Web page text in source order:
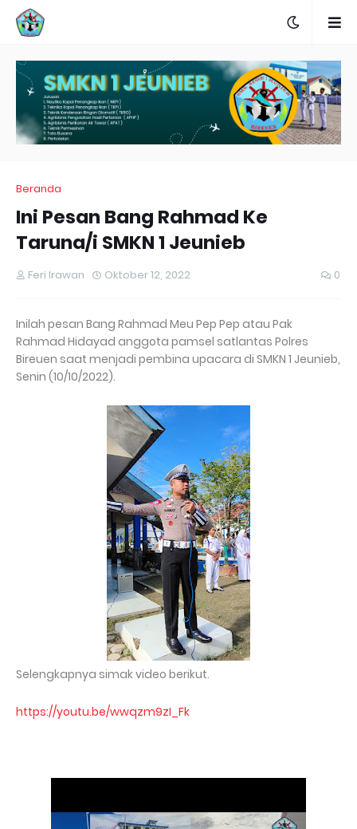
Beranda
Ini Pesan Bang Rahmad Ke
Taruna/i SMKN 1 Jeunieb
Feri Irawan Oktober 12, 2022 0
Inilah pesan Bang Rahmad Meu Pep Pep atau Pak
Rahmad Hidayad anggota pamsel satlantas Polres
Bireuen saat menjadi pembina upacara di SMKN 1 Jeunieb,
Senin (10/10/2022).
Selengkapnya simak video berikut.
https://youtu.be/wwqzm9zI_Fk